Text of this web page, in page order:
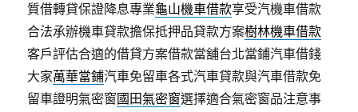
質借轉貸保證降息專業龜山機車借款享受汽機車借款
合法承辦機車貸款擔保抵押品貸款方案樹林機車借款
客戶評估合適的借貸方案借款當舖台北當鋪汽車借錢
大家萬華當鋪汽車免留車各式汽車貸款與汽車借款免
留車證明氣密窗國田氣密窗選擇適合氣密窗品注意事